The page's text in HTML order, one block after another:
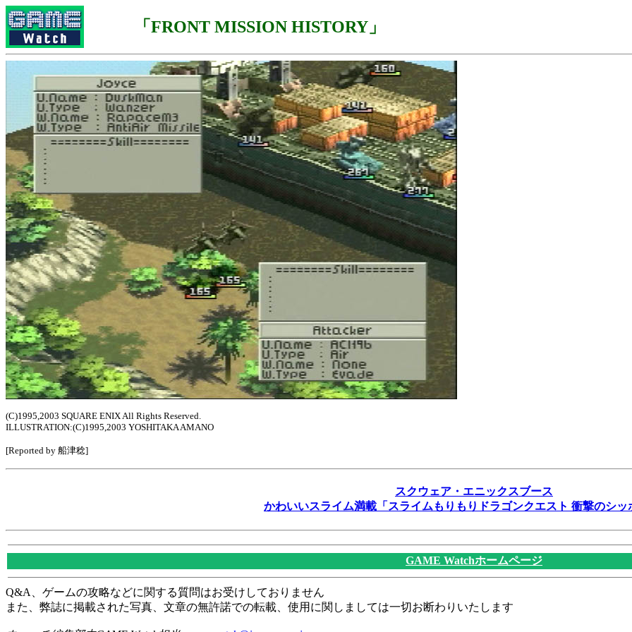
「FRONT MISSION HISTORY」
(C)1995,2003 SQUARE ENIX All Rights Reserved.
ILLUSTRATION:(C)1995,2003 YOSHITAKA AMANO
[Reported by 船津稔]
スクウェア・エニックスブース
かわいいスライム満載「スライムもりもりドラゴンクエスト 衝撃のシッ
GAME Watchホームページ
Q&A、ゲームの攻略などに関する質問はお受けしておりません
また、弊誌に掲載された写真、文章の無許諾での転載、使用に関しましては一切お断わりいたします